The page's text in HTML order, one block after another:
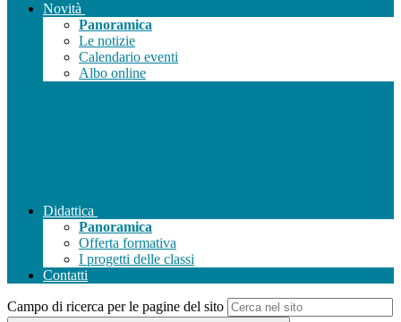
Novità
Panoramica
Le notizie
Calendario eventi
Albo online
Didattica
Panoramica
Offerta formativa
I progetti delle classi
Contatti
Campo di ricerca per le pagine del sito